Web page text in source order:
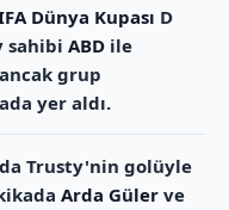
Dünya Kupası D
sahibi ABD ile
grup
yer aldı.
Trusty'nin golüyle
Arda Güler ve